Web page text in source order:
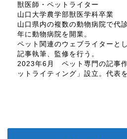
獣医師・ペットライター
山口大学農学部獣医学科卒業
山口県内の複数の動物病院で代
年に動物病院を開業。
ペット関連のウェブライターと
記事執筆、監修を行う。
2023年6月 ペット専門の記事
ットライティング」設立。代表